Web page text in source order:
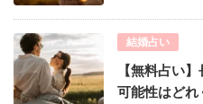
結婚占い
【無料占い
可能性はどれ